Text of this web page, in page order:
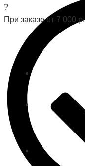
?
При заказе от 7 000 р.